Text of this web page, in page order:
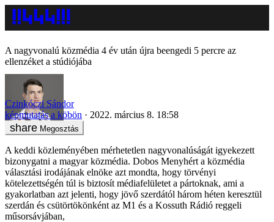
A nagyvonalú közmédia 4 év után újra beengedi 5 percre az
ellenzéket a stúdiójába
Czinkóczi Sándor
képmutatás a köbön
2022. március 8. 18:58
Megosztás
A keddi közleményében mérhetetlen nagyvonalúságát igyekezett
bizonygatni a magyar közmédia. Dobos Menyhért a közmédia
választási irodájának elnöke azt mondta, hogy törvényi
kötelezettségén túl is biztosít médiafelületet a pártoknak, ami a
gyakorlatban azt jelenti, hogy jövő szerdától három héten keresztül
szerdán és csütörtökönként az M1 és a Kossuth Rádió reggeli
műsorsávjában,